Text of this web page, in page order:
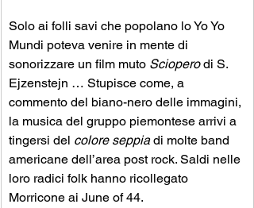
Solo ai folli savi che popolano lo Yo Yo
Mundi poteva venire in mente di
sonorizzare un film muto Sciopero di S.
Ejzenstejn … Stupisce come, a
commento del biano-nero delle immagini,
la musica del gruppo piemontese arrivi a
tingersi del colore seppia di molte band
americane dell’area post rock. Saldi nelle
loro radici folk hanno ricollegato
Morricone ai June of 44.